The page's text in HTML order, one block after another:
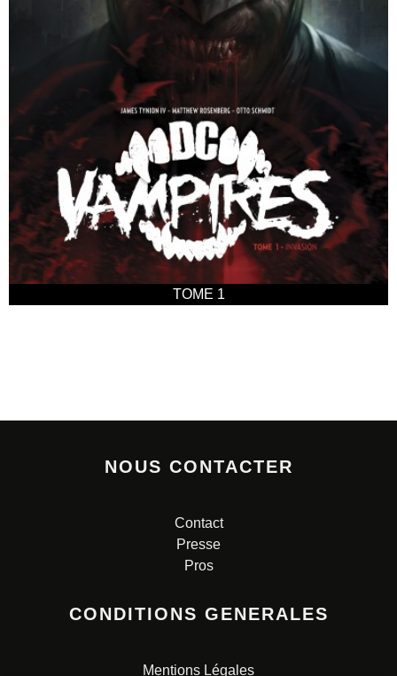
TOME 1
NOUS CONTACTER
Contact
Presse
Pros
CONDITIONS GENERALES
Mentions Légales